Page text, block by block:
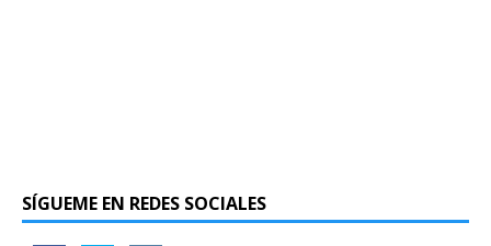
SÍGUEME EN REDES SOCIALES